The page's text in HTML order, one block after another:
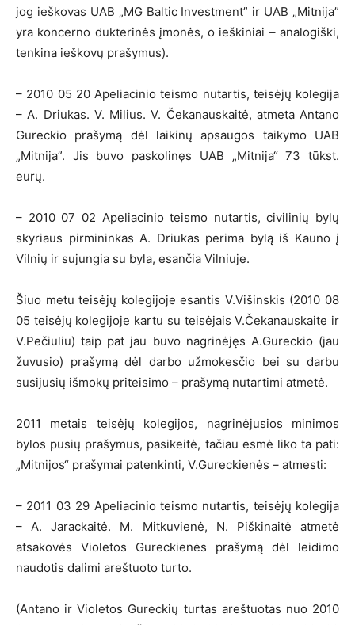
jog ieškovas UAB „MG Baltic Investment” ir UAB „Mitnija”
yra koncerno dukterinės įmonės, o ieškiniai – analogiški,
tenkina ieškovų prašymus).
– 2010 05 20 Apeliacinio teismo nutartis, teisėjų kolegija
– A. Driukas. V. Milius. V. Čekanauskaitė, atmeta Antano
Gureckio prašymą dėl laikinų apsaugos taikymo UAB
„Mitnija”. Jis buvo paskolinęs UAB „Mitnija“ 73 tūkst.
eurų.
– 2010 07 02 Apeliacinio teismo nutartis, civilinių bylų
skyriaus pirmininkas A. Driukas perima bylą iš Kauno į
Vilnių ir sujungia su byla, esančia Vilniuje.
Šiuo metu teisėjų kolegijoje esantis V.Višinskis (2010 08
05 teisėjų kolegijoje kartu su teisėjais V.Čekanauskaite ir
V.Pečiuliu) taip pat jau buvo nagrinėjęs A.Gureckio (jau
žuvusio) prašymą dėl darbo užmokesčio bei su darbu
susijusių išmokų priteisimo – prašymą nutartimi atmetė.
2011 metais teisėjų kolegijos, nagrinėjusios minimos
bylos pusių prašymus, pasikeitė, tačiau esmė liko ta pati:
„Mitnijos“ prašymai patenkinti, V.Gureckienės – atmesti:
– 2011 03 29 Apeliacinio teismo nutartis, teisėjų kolegija
– A. Jarackaitė. M. Mitkuvienė, N. Piškinaitė atmetė
atsakovės Violetos Gureckienės prašymą dėl leidimo
naudotis dalimi areštuoto turto.
(Antano ir Violetos Gureckių turtas areštuotas nuo 2010